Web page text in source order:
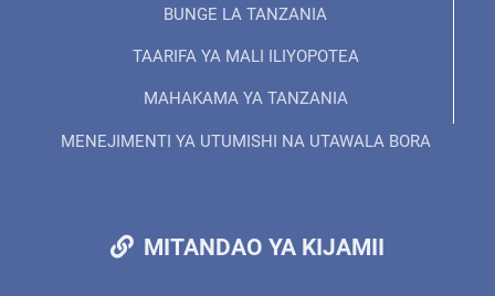
BUNGE LA TANZANIA
TAARIFA YA MALI ILIYOPOTEA
MAHAKAMA YA TANZANIA
MENEJIMENTI YA UTUMISHI NA UTAWALA BORA
MITANDAO YA KIJAMII